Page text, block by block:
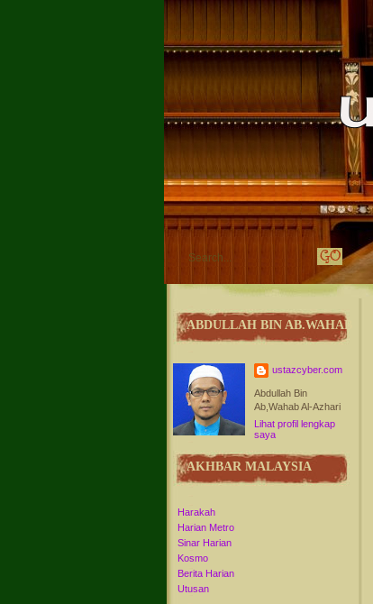
ABDULLAH BIN AB.WAHAB
ustazcyber.com
Abdullah Bin
Ab,Wahab Al-Azhari
Lihat profil lengkap
saya
AKHBAR MALAYSIA
Harakah
Harian Metro
Sinar Harian
Kosmo
Berita Harian
Utusan